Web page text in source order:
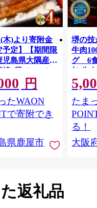
木)より寄附金
予定】【期間限
児島県大隅産う
焼4尾（400g）
円
たWAON
で寄附でき
県鹿屋市
堺の技
牛肉
グ 6
加 牛
ット 6
メ 温
菜 簡
すめ
取り
料 ふ
堺市】
たま
る！
大阪
返礼品